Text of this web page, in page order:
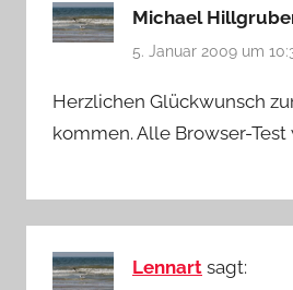
Michael
5. Januar 2009 um
Herzlichen Glückwunsch
kommen. Alle Browser-
Lennart sagt: